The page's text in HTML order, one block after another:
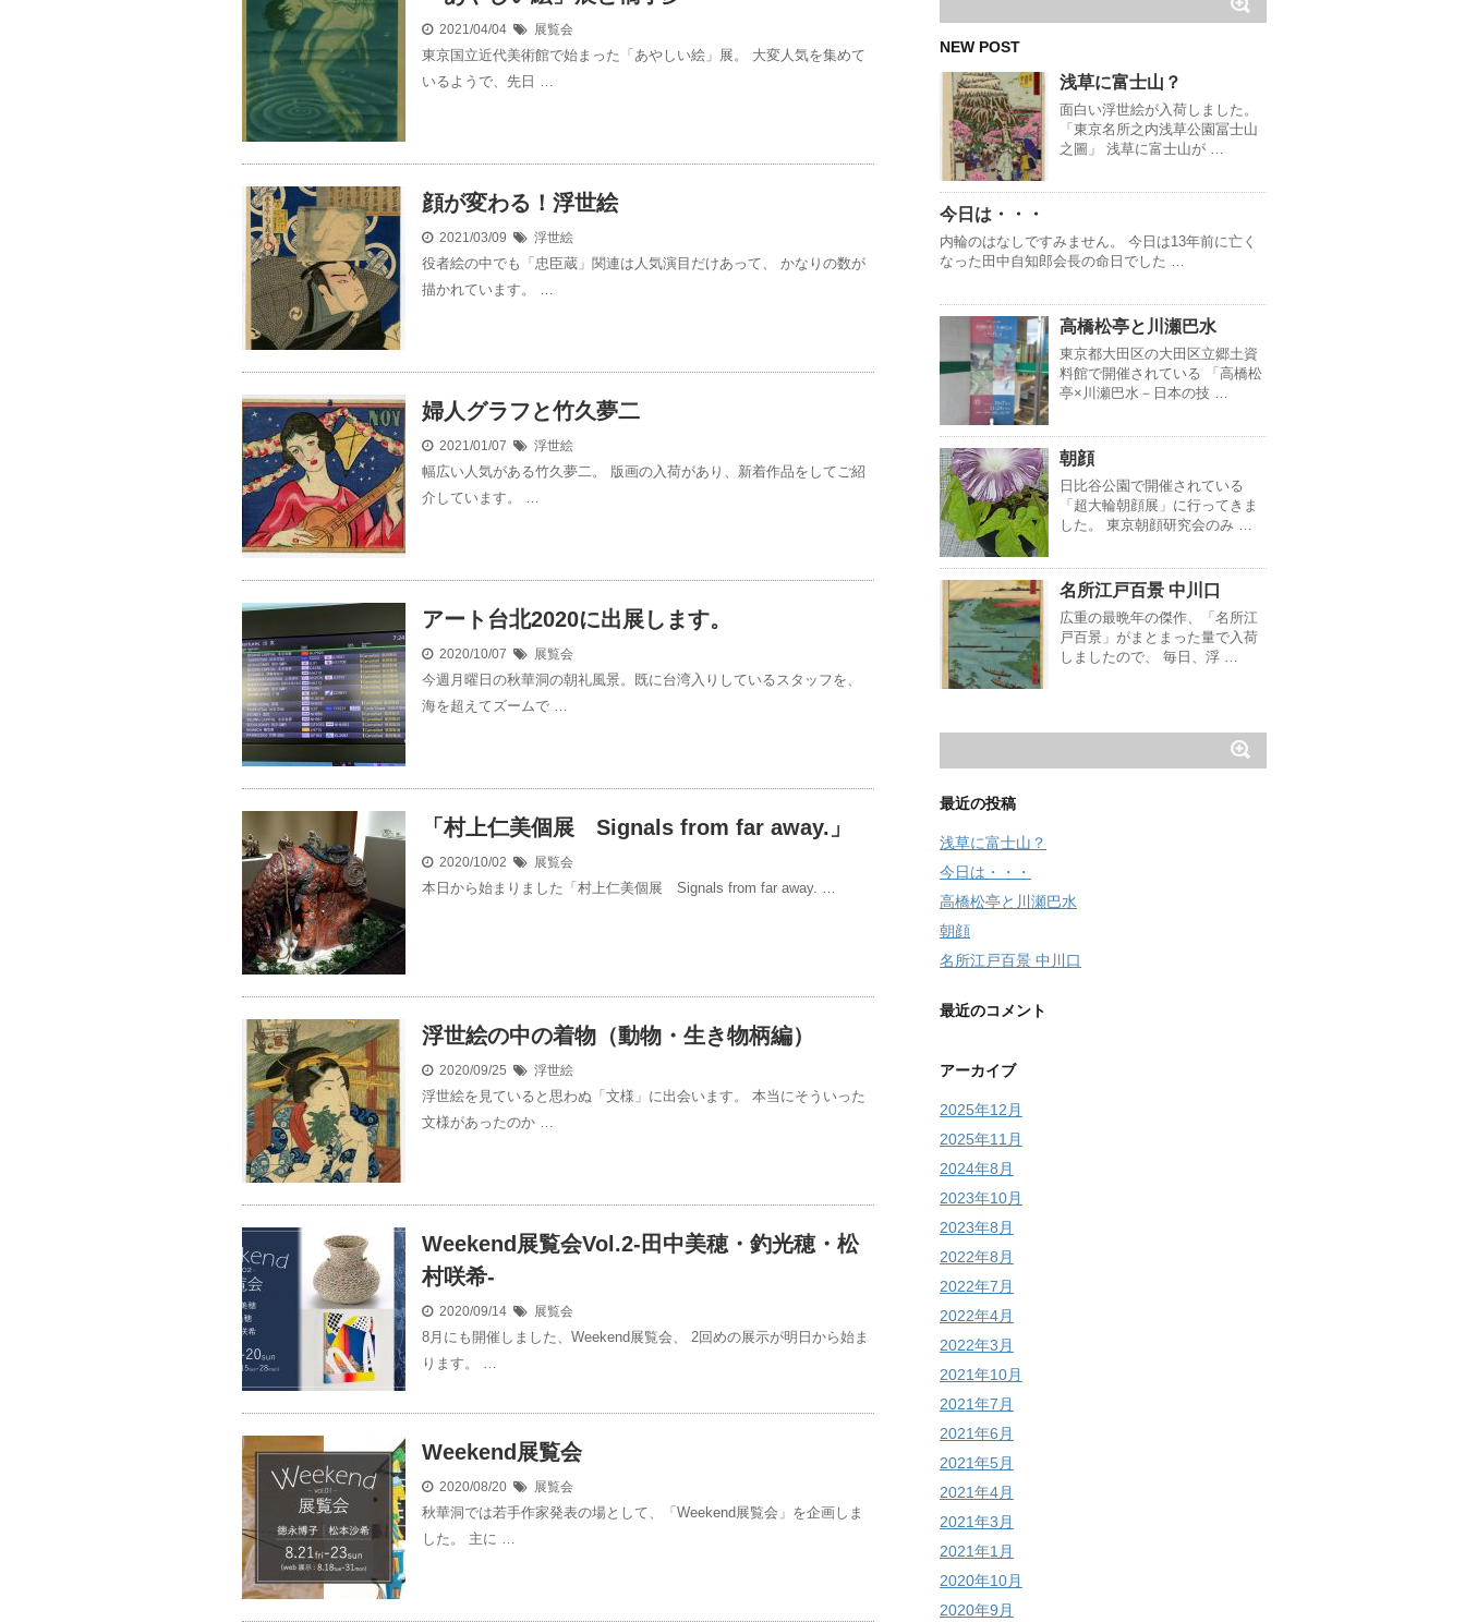
2021/04/04 展覧会
東京国立近代美術館で始まった「あやしい絵」展。 大変人気を集めて
いるようで、先日 …
顔が変わる！浮世絵
2021/03/09 浮世絵
役者絵の中でも「忠臣蔵」関連は人気演目だけあって、 かなりの数が
描かれています。 …
婦人グラフと竹久夢二
2021/01/07 浮世絵
幅広い人気がある竹久夢二。 版画の入荷があり、新着作品をしてご紹
介しています。 …
アート台北2020に出展します。
2020/10/07 展覧会
今週月曜日の秋華洞の朝礼風景。既に台湾入りしているスタッフを、
海を超えてズームで …
「村上仁美個展 Signals from far away.」
2020/10/02 展覧会
本日から始まりました「村上仁美個展 Signals from far away. …
浮世絵の中の着物（動物・生き物柄編）
2020/09/25 浮世絵
浮世絵を見ていると思わぬ「文様」に出会います。 本当にそういった
文様があったのか …
Weekend展覧会Vol.2-田中美穂・釣光穂・松
村咲希-
2020/09/14 展覧会
8月にも開催しました、Weekend展覧会、 2回めの展示が明日から始ま
ります。 …
Weekend展覧会
2020/08/20 展覧会
秋華洞では若手作家発表の場として、「Weekend展覧会」を企画しま
した。 主に …
NEW POST
浅草に富士山？
面白い浮世絵が入荷しました。
「東京名所之内浅草公園冨士山
之圖」 浅草に富士山が …
今日は・・・
内輪のはなしですみません。 今日は13年前に亡く
なった田中自知郎会長の命日でした …
高橋松亭と川瀬巴水
東京都大田区の大田区立郷土資
料館で開催されている 「高橋松
亭×川瀬巴水－日本の技 …
朝顔
日比谷公園で開催されている
「超大輪朝顔展」に行ってきま
した。 東京朝顔研究会のみ …
名所江戸百景 中川口
広重の最晩年の傑作、「名所江
戸百景」がまとまった量で入荷
しましたので、 毎日、浮 …
最近の投稿
浅草に富士山？
今日は・・・
高橋松亭と川瀬巴水
朝顔
名所江戸百景 中川口
最近のコメント
アーカイブ
2025年12月
2025年11月
2024年8月
2023年10月
2023年8月
2022年8月
2022年7月
2022年4月
2022年3月
2021年10月
2021年7月
2021年6月
2021年5月
2021年4月
2021年3月
2021年1月
2020年10月
2020年9月